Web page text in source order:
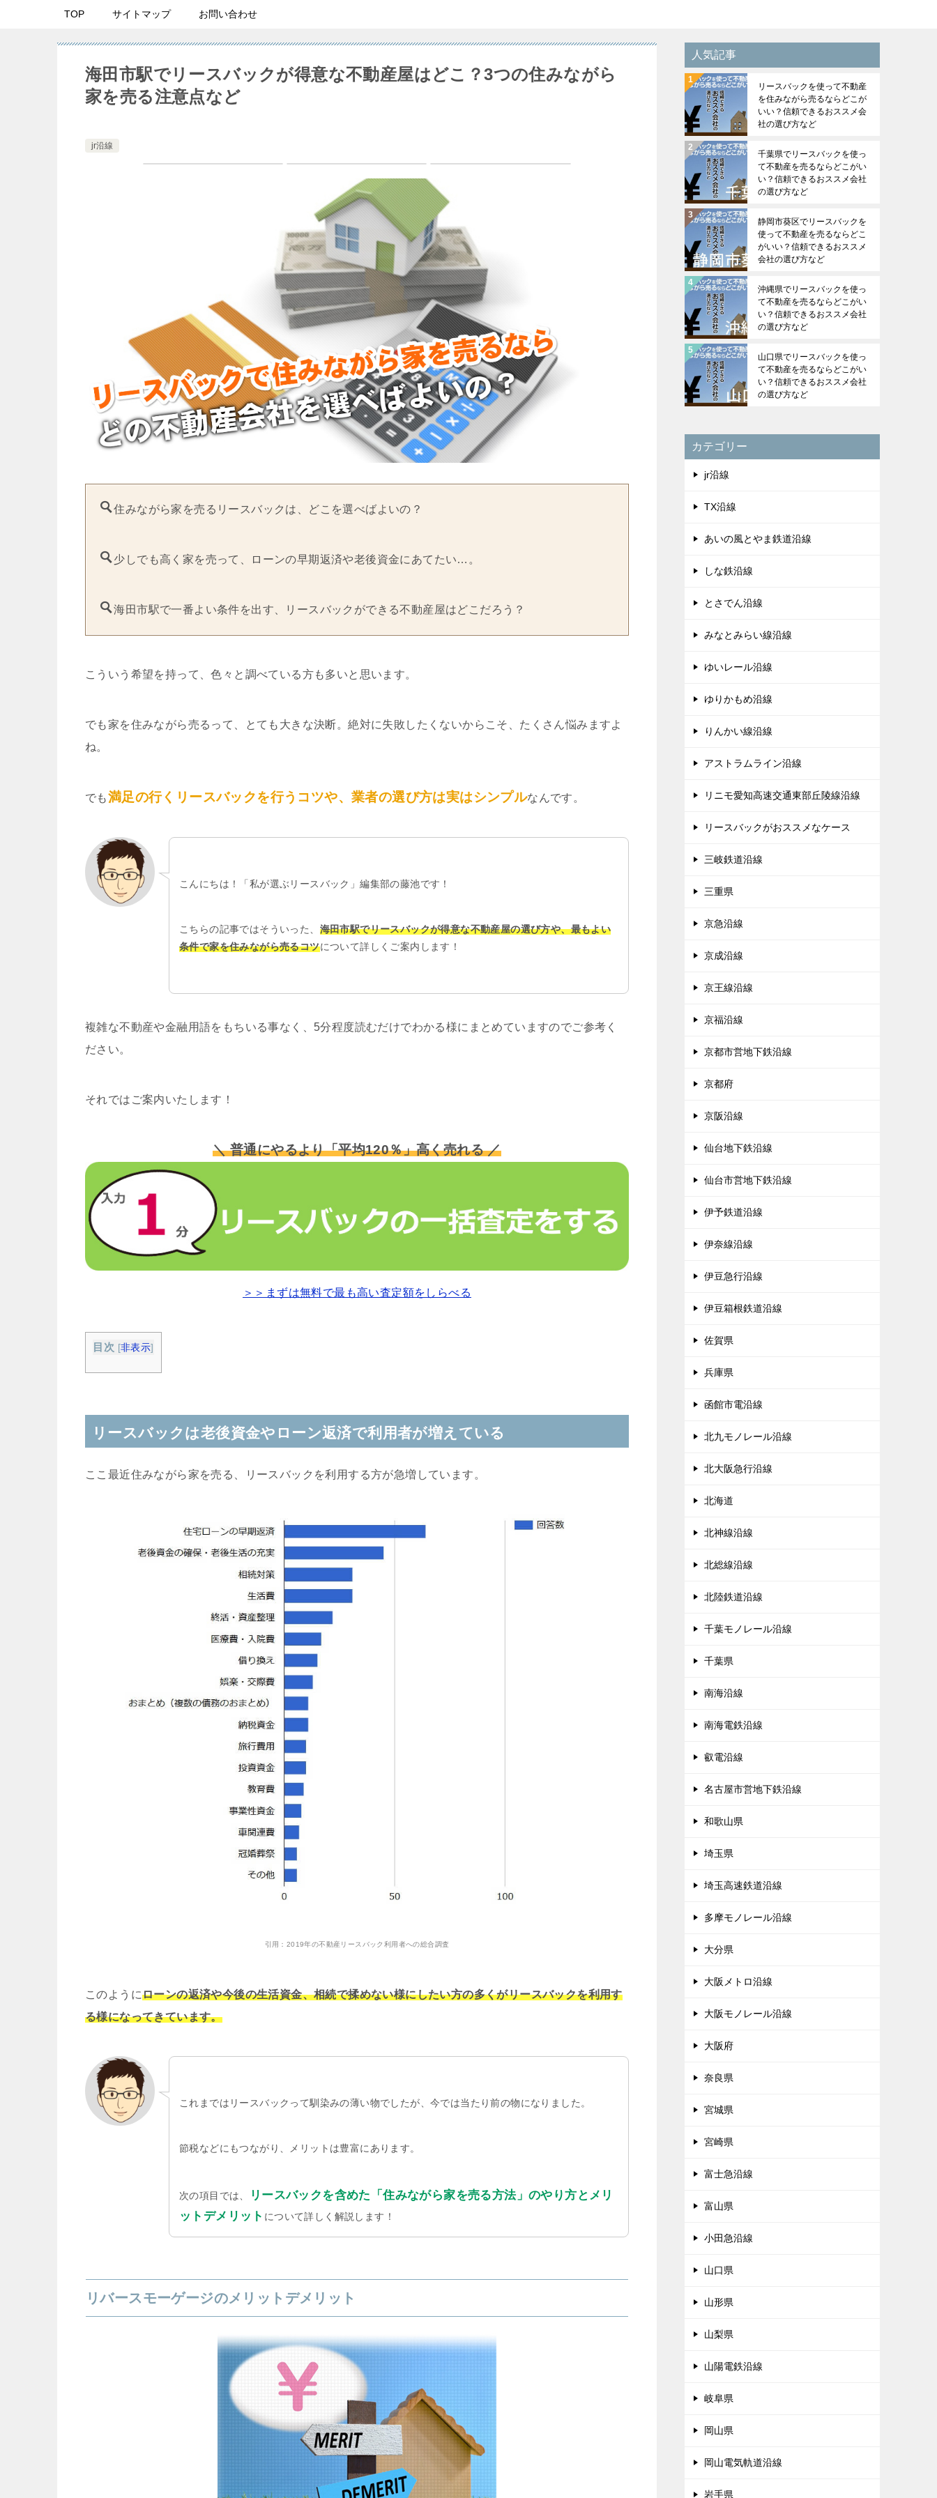
TOP サイトマップ お問い合わせ
海田市駅でリースバックが得意な不動産屋はどこ？3つの住みながら
家を売る注意点など
jr沿線
住みながら家を売るリースバックは、どこを選べばよいの？
少しでも高く家を売って、ローンの早期返済や老後資金にあてたい…。
海田市駅で一番よい条件を出す、リースバックができる不動産屋はどこだろう？
こういう希望を持って、色々と調べている方も多いと思います。
でも家を住みながら売るって、とても大きな決断。絶対に失敗したくないからこそ、たくさん悩みますよ
ね。
でも満足の行くリースバックを行うコツや、業者の選び方は実はシンプルなんです。
こんにちは！「私が選ぶリースバック」編集部の藤池です！
こちらの記事ではそういった、 海田市駅でリースバックが得意な不動産屋の選び方や、最もよい
条件で家を住みながら売るコツについて詳しくご案内します！
複雑な不動産や金融用語をもちいる事なく、5分程度読むだけでわかる様にまとめていますのでご参考く
ださい。
それではご案内いたします！
＼ 普通にやるより「平均120％」高く売れる ／
＞＞まずは無料で最も高い査定額をしらべる
目次 [非表示]
リースバックは老後資金やローン返済で利用者が増えている
ここ最近住みながら家を売る、リースバックを利用する方が急増しています。
引用： 2019年の不動産リースバック利用者への総合調査
このようにローンの返済や今後の生活資金、相続で揉めない様にしたい方の多くがリースバックを利用す
る様になってきています。
これまではリースバックって馴染みの薄い物でしたが、今では当たり前の物になりました。
節税などにもつながり、メリットは豊富にあります。
次の項目では、
リースバックを含めた「住みながら家を売る方法」のやり方とメリ
ットデメリット について詳しく解説します！
リバースモーゲージのメリットデメリット
人気記事
リースバックを使って不動産
を住みながら売るならどこが
いい？信頼できるおススメ会
社の選び方など
千葉県でリースバックを使っ
て不動産を売るならどこがい
い？信頼できるおススメ会社
の選び方など
静岡市葵区でリースバックを
使って不動産を売るならどこ
がいい？信頼できるおススメ
会社の選び方など
沖縄県でリースバックを使っ
て不動産を売るならどこがい
い？信頼できるおススメ会社
の選び方など
山口県でリースバックを使っ
て不動産を売るならどこがい
い？信頼できるおススメ会社
の選び方など
カテゴリー
jr沿線
TX沿線
あいの風とやま鉄道沿線
しな鉄沿線
とさでん沿線
みなとみらい線沿線
ゆいレール沿線
ゆりかもめ沿線
りんかい線沿線
アストラムライン沿線
リニモ愛知高速交通東部丘陵線沿線
リースバックがおススメなケース
三岐鉄道沿線
三重県
京急沿線
京成沿線
京王線沿線
京福沿線
京都市営地下鉄沿線
京都府
京阪沿線
仙台地下鉄沿線
仙台市営地下鉄沿線
伊予鉄道沿線
伊奈線沿線
伊豆急行沿線
伊豆箱根鉄道沿線
佐賀県
兵庫県
函館市電沿線
北九モノレール沿線
北大阪急行沿線
北海道
北神線沿線
北総線沿線
北陸鉄道沿線
千葉モノレール沿線
千葉県
南海沿線
南海電鉄沿線
叡電沿線
名古屋市営地下鉄沿線
和歌山県
埼玉県
埼玉高速鉄道沿線
多摩モノレール沿線
大分県
大阪メトロ沿線
大阪モノレール沿線
大阪府
奈良県
宮城県
宮崎県
富士急沿線
富山県
小田急沿線
山口県
山形県
山梨県
山陽電鉄沿線
岐阜県
岡山県
岡山電気軌道沿線
岩手県